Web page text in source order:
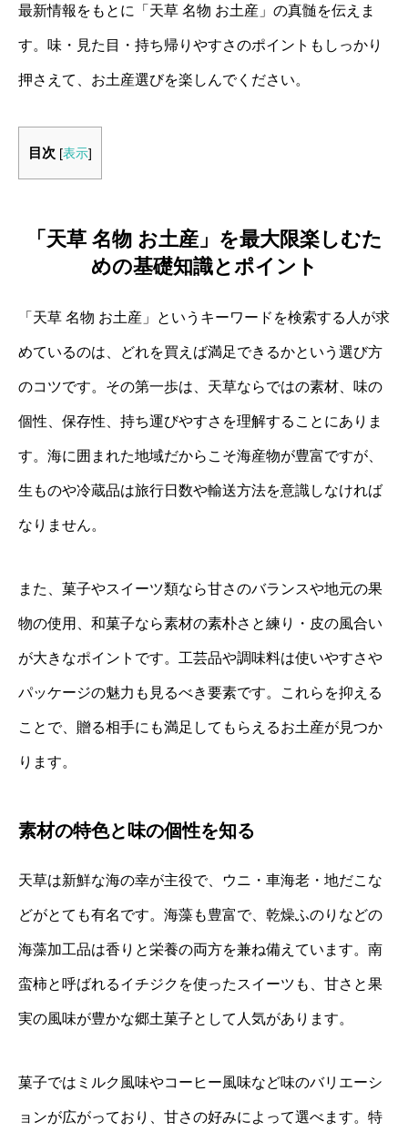
最新情報をもとに「天草 名物 お土産」の真髄を伝えま
す。味・見た目・持ち帰りやすさのポイントもしっかり
押さえて、お土産選びを楽しんでください。
目次 [表示]
「天草 名物 お土産」を最大限楽しむた
めの基礎知識とポイント
「天草 名物 お土産」というキーワードを検索する人が求
めているのは、どれを買えば満足できるかという選び方
のコツです。その第一歩は、天草ならではの素材、味の
個性、保存性、持ち運びやすさを理解することにありま
す。海に囲まれた地域だからこそ海産物が豊富ですが、
生ものや冷蔵品は旅行日数や輸送方法を意識しなければ
なりません。
また、菓子やスイーツ類なら甘さのバランスや地元の果
物の使用、和菓子なら素材の素朴さと練り・皮の風合い
が大きなポイントです。工芸品や調味料は使いやすさや
パッケージの魅力も見るべき要素です。これらを抑える
ことで、贈る相手にも満足してもらえるお土産が見つか
ります。
素材の特色と味の個性を知る
天草は新鮮な海の幸が主役で、ウニ・車海老・地だこな
どがとても有名です。海藻も豊富で、乾燥ふのりなどの
海藻加工品は香りと栄養の両方を兼ね備えています。南
蛮柿と呼ばれるイチジクを使ったスイーツも、甘さと果
実の風味が豊かな郷土菓子として人気があります。
菓子ではミルク風味やコーヒー風味など味のバリエーシ
ョンが広がっており、甘さの好みによって選べます。特